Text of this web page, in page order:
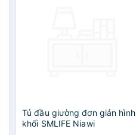
Tủ đầu giường đơn giản hình
khối SMLIFE Niawi